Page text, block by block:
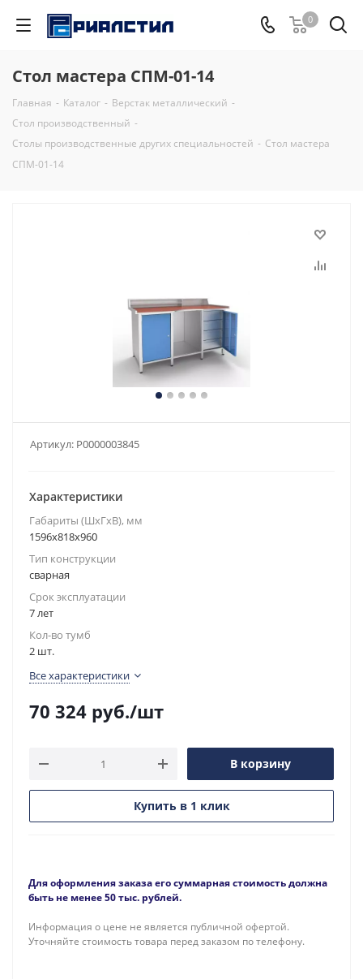
0
Стол мастера СПМ-01-14
Главная - Каталог - Верстак металлический -
Стол производственный -
Столы производственные других специальностей - Стол мастера
СПМ-01-14
Артикул: Р0000003845
Характеристики
Габариты (ШxГxВ), мм
1596x818x960
Тип конструкции
сварная
Срок эксплуатации
7 лет
Кол-во тумб
2 шт.
Все характеристики
70 324 руб./шт
В корзину
Купить в 1 клик
Для оформления заказа его суммарная стоимость должна
быть не менее 50 тыс. рублей.
Информация о цене не является публичной офертой.
Уточняйте стоимость товара перед заказом по телефону.